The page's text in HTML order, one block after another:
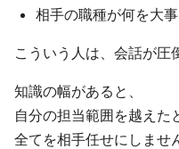
相手の職種が何を大
こういう人は、会話が圧
知識の幅があると、
自分の担当範囲を越えた
全てを相手任せにしませ